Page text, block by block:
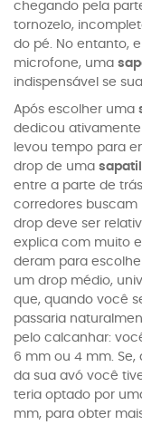
chegando pela
tornozelo,
do pé. No entanto,
microfone, uma
indispensável se
Após escolher uma
dedicou
levou tempo para
drop de uma
entre a parte de
corredores buscam
drop deve ser
explica com muito
deram para
um drop médio,
que, quando você
passaria
pelo calcanhar:
6 mm ou 4 mm.
da sua avó você
teria optado por
mm, para obter